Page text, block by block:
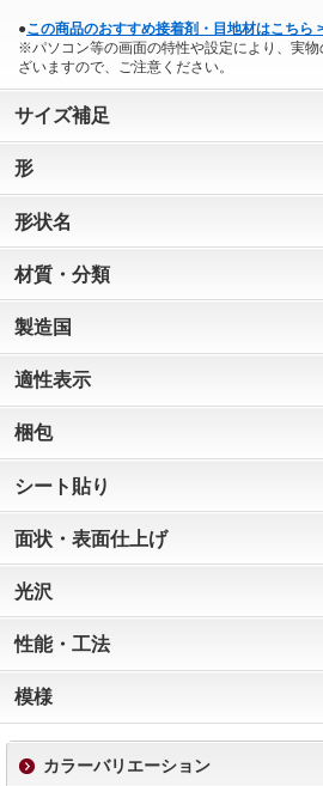
●この商品のおすすめ接着剤・目地材はこちら
※パソコン等の画面の特性や設定により、実
ざいますので、ご注意ください。
サイズ補足
形
形状名
材質・分類
製造国
適性表示
梱包
シート貼り
面状・表面仕上げ
光沢
性能・工法
模様
カラーバリエーション